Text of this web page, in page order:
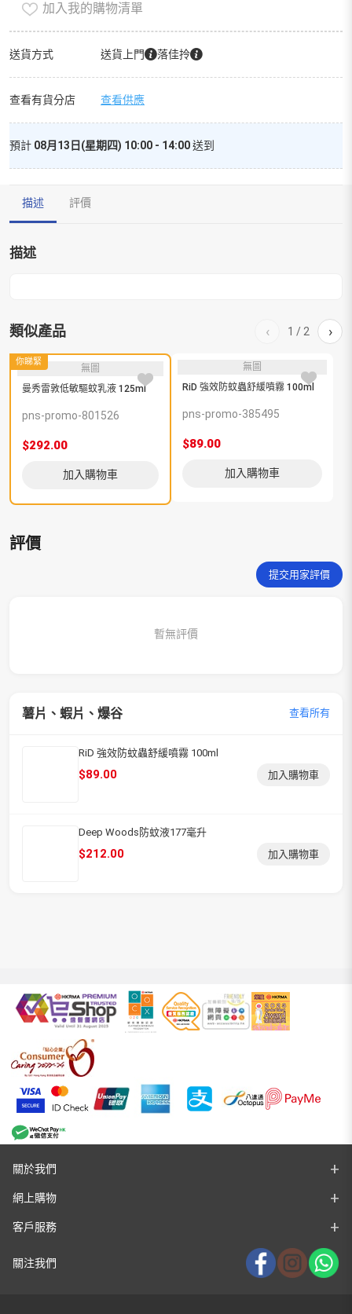
低
敏
乳
液
125ml
數
加入我的購物清單
送貨方式 送貨上門 落佳拎
查看有貨分店 查看供應
預計 08月13日(星期四) 10:00 - 14:00送到
描述 評價
描述
類似產品 ‹ 1 / 2 ›
你睇緊
無圖
曼秀雷敦低敏驅蚊乳液 125ml
pns-promo-801526
$292.00
加入購物車
無圖
RiD 強效防蚊蟲舒緩噴霧 100ml
pns-promo-385495
$89.00
加入購物車
評價
提交用家評價
暫無評價
薯片、蝦片、爆谷 查看所有
RiD 強效防蚊蟲舒緩噴霧 100ml
$89.00 加入購物車
Deep Woods防蚊液177毫升
$212.00 加入購物車
關於我們
網上購物
客戶服務
關注我們